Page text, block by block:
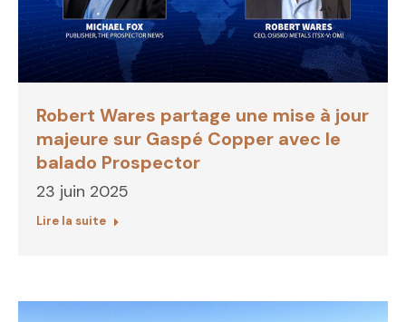
Robert Wares partage une mise à jour
majeure sur Gaspé Copper avec le
balado Prospector
23 juin 2025
Lire la suite